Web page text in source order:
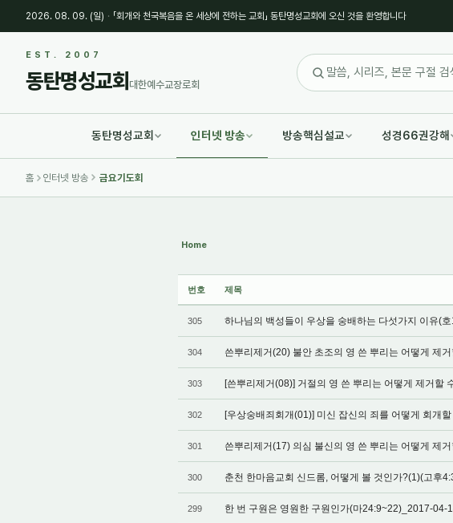
2026. 08. 09. (일) · 「회개와 천국복음을 온 세상에 전하는 교회」 동탄명성교회에 오신 것을 환영합니다
EST. 2007
동탄명성교회 대한예수교장로회
동탄명성교회 인터넷 방송 방송핵심설교 성경66권강해
홈 인터넷 방송 금요기도회
Home
번호 제목
305 하나님의 백성들이 우상을 숭배하는 다섯가지 이유(
304 쓴뿌리제거(20) 불안 초조의 영 쓴 뿌리는 어떻게 제
303 [쓴뿌리제거(08)] 거절의 영 쓴 뿌리는 어떻게 제거할
302 [우상숭배죄회개(01)] 미신 잡신의 죄를 어떻게 회개
301 쓴뿌리제거(17) 의심 불신의 영 쓴 뿌리는 어떻게 제
300 춘천 한마음교회 신드롬, 어떻게 볼 것인가?(1)(고후
299 한 번 구원은 영원한 구원인가(마24:9~22)_2017-04-
Sketchbook5, 스케치북5
Sketchbook5, 스케치북5
Sketchbook5, 스케치북5
Sketchbook5, 스케치북5